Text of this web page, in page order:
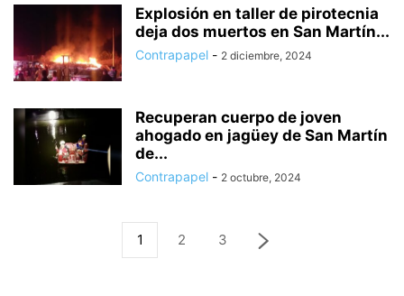
Explosión en taller de pirotecnia
deja dos muertos en San Martín...
Contrapapel - 2 diciembre, 2024
Recuperan cuerpo de joven
ahogado en jagüey de San Martín
de...
Contrapapel - 2 octubre, 2024
1 2 3